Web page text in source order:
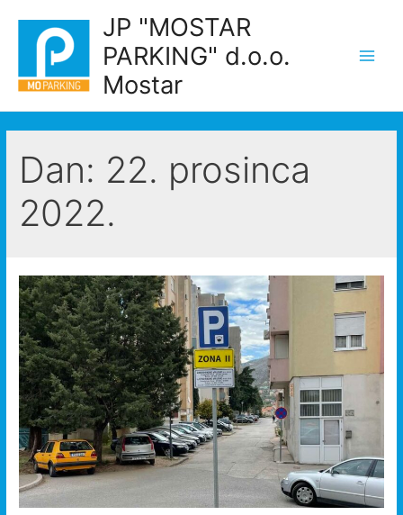
JP "MOSTAR
PARKING" d.o.o.
Mostar
Dan: 22. prosinca
2022.